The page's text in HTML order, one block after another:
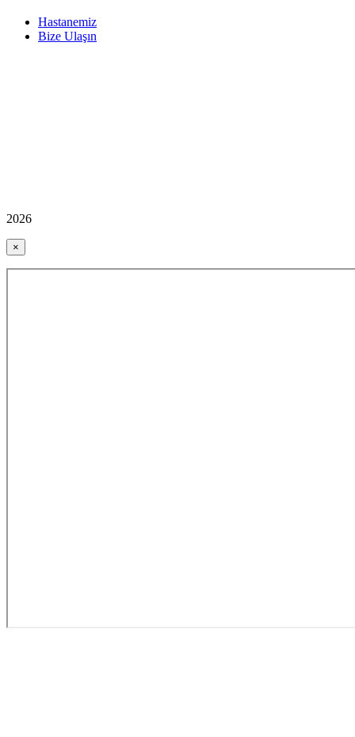
Hastanemiz
Bize Ulaşın
2026
×